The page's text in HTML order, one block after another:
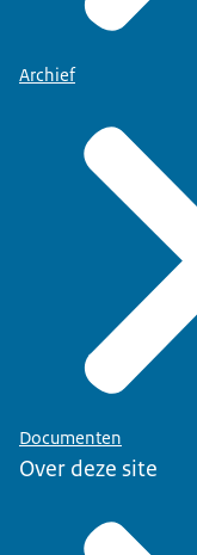
Archief
Documenten
Over deze site